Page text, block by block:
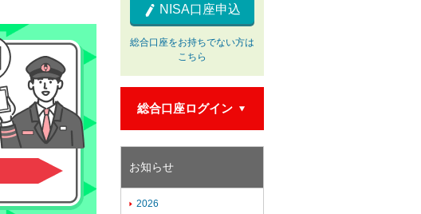
 NISA口座申込
総合口座をお持ちでない方は
こちら
総合口座ログイン
お知らせ
 2026